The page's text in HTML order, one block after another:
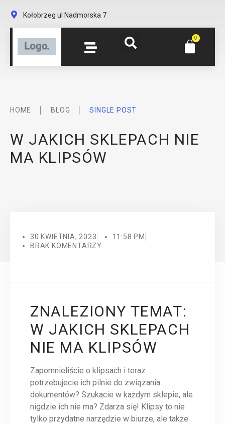
Kołobrzeg ul Nadmorska 7
0
HOME BLOG SINGLE POST
W JAKICH SKLEPACH NIE
MA KLIPSÓW
30 KWIETNIA, 2023
11:58 PM
BRAK KOMENTARZY
ZNALEZIONY TEMAT:
W JAKICH SKLEPACH
NIE MA KLIPSÓW
Zapomnieliście o klipsach i teraz
potrzebujecie ich pilnie do związania
dokumentów? Szukacie w każdym sklepie, ale
nigdzie ich nie ma? Zdarza się! Klipsy to nie
tylko przydatne narzędzie w biurze, ale także